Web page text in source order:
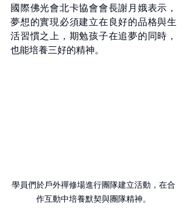
國際佛光會北卡協會會長謝月娥表示，
夢想的實現必須建立在良好的品格與生
活習慣之上，期勉孩子在追夢的同時，
也能培養三好的精神。
學員們於戶外禪修場進行團隊建立活動，在合
作互動中培養默契與團隊精神。